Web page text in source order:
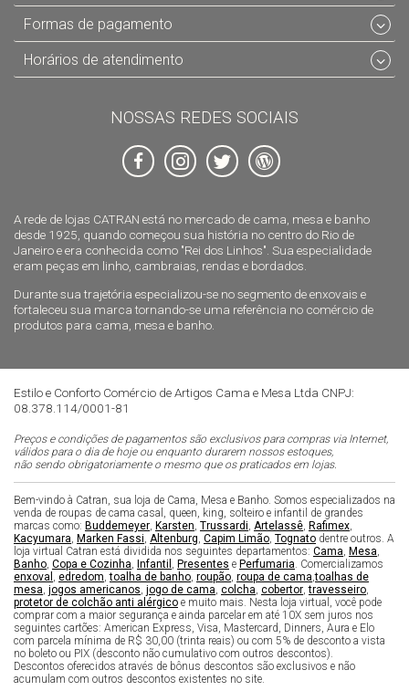
A rede de lojas CATRAN está no mercado de cama, mesa e banho
desde 1925, quando começou sua história no centro do Rio de
Janeiro e era conhecida como "Rei dos Linhos". Sua especialidade
eram peças em linho, cambraias, rendas e bordados.
Durante sua trajetória especializou-se no segmento de enxovais e
fortaleceu sua marca tornando-se uma referência no comércio de
produtos para cama, mesa e banho.
Formas de pagamento
Horários de atendimento
NOSSAS REDES SOCIAIS
Estilo e Conforto Comércio de Artigos Cama e Mesa Ltda CNPJ:
08.378.114/0001-81
Preços e condições de pagamentos são exclusivos para compras via Internet,
válidos para o dia de hoje ou enquanto durarem nossos estoques,
não sendo obrigatoriamente o mesmo que os praticados em lojas.
Bem-vindo à Catran, sua loja de Cama, Mesa e Banho. Somos especializados na
venda de roupas de cama casal, queen, king, solteiro e infantil de grandes
marcas como: Buddemeyer Karsten Trussardi Artelassê Rafimex
Kacyumara Marken Fassi Altenburg Capim Limão Tognato dentre outros. A
loja virtual Catran está dividida nos seguintes departamentos: Cama Mesa
Banho Copa e Cozinha Infantil Presentes e Perfumaria . Comercializamos
enxoval
edredom ,toalha de banho roupão roupa de cama ,toalhas de
mesa jogos americanos jogo de cama colcha cobertor ,travesseiro
protetor de colchão anti alérgico e muito mais. Nesta loja virtual, você pode
comprar com a maior segurança e ainda parcelar em até 10X sem juros nos
seguintes cartões: American Express, Visa, Mastercard, Dinners, Aura e Elo
com parcela mínima de R$ 30,00 (trinta reais) ou com 5% de desconto a vista
no boleto ou PIX (desconto não cumulativo com outros descontos).
Descontos oferecidos através de bônus descontos são exclusivos e não
acumulam com outros descontos existentes no site.